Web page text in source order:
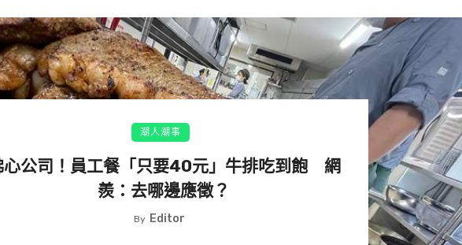
ルイボス身材臃腫，大肚腩和雙下巴非常明顯。他買了一張瑜伽墊，從簡單
他開始跳繩，運動強度越來越大，還開始舉啞鈴、到公園引體上升等等。
後，ルイボス開始到健身室鍛鍊，並到當地的拳擊館參加比賽。他還嚴格控
吃瘦肉和白飯。經過一系列努力，到了10月他已經甩肉30多公斤，體重達到
潮人潮事
心公司！員工餐「只要40元」牛排吃到飽 網
羨：去哪邊應徵？
By Editor